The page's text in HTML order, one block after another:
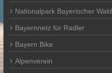
Nationalpark Bayerischer Wald
Bayernnetz für Radler
Bayern Bike
Alpenverein